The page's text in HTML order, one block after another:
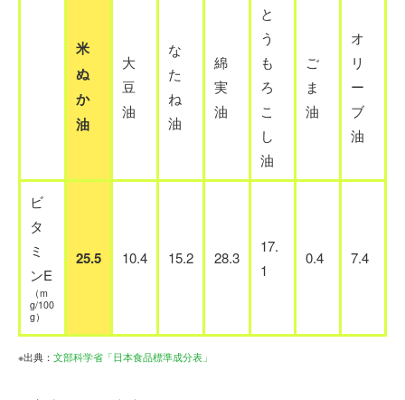
米
ぬ
か
油
大
豆
油
な
た
ね
油
綿
実
油
と
う
も
ろ
こ
し
油
ご
ま
油
オ
リ
ー
ブ
油
ビ
タ
ミ
ンE
（m
g/100
g）
25.5 10.4 15.2 28.3
17.
1
0.4 7.4
※出典： 文部科学省「日本食品標準成分表」